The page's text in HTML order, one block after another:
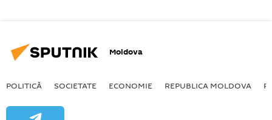
Moldova
POLITICĂ SOCIETATE ECONOMIE REPUBLICA MOLDOVA